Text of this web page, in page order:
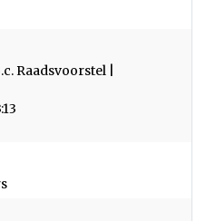
Raadsvoorstel |